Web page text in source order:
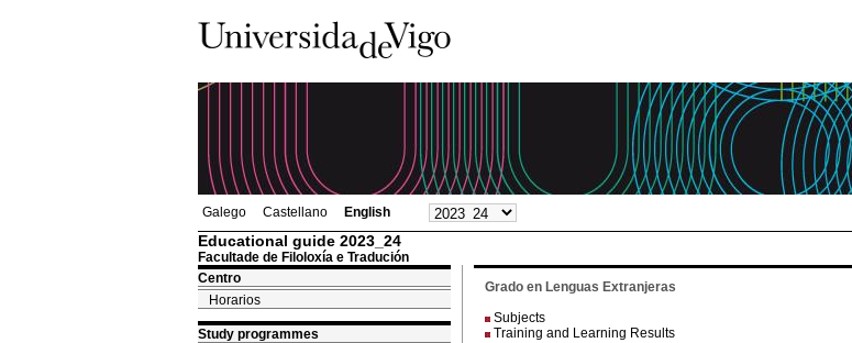
Galego Castellano English
Educational guide 2023_24
Facultade de Filoloxía e Tradución
Centro
Horarios
Study programmes
Grado en Lenguas Extranjeras
Subjects
Training and Learning Results